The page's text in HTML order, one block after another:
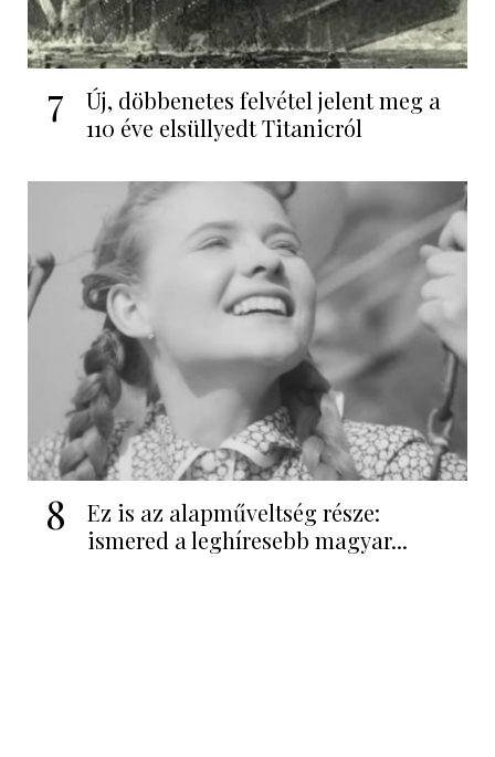
7
Új, döbbenetes felvétel jelent meg a
110 éve elsüllyedt Titanicról
8
Ez is az alapműveltség része:
ismered a leghíresebb magyar...